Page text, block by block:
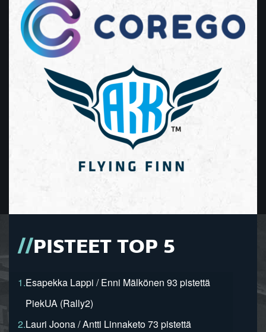
PISTEET TOP 5
1.Esapekka Lappi / Enni Mälkönen 93 pistettä
PiekUA (Rally2)
2.Lauri Joona / Antti Linnaketo 73 pistettä